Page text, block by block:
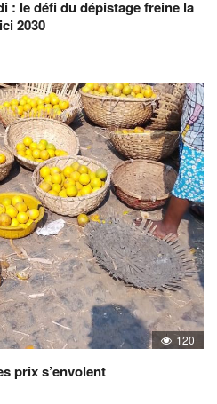
: le défi du dépistage freine la
2030
120
prix s’envolent